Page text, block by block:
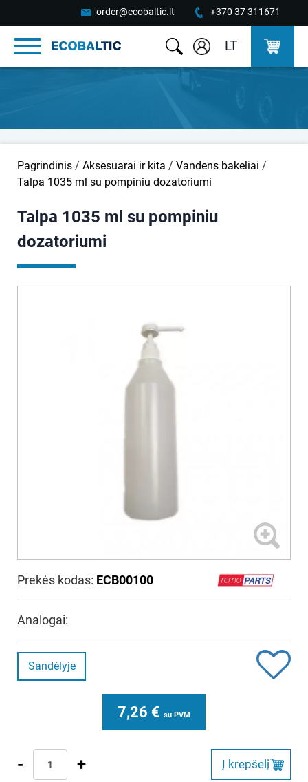
order@ecobaltic.lt +370 37 311671
LT
Pagrindinis / Aksesuarai ir kita / Vandens bakeliai /
Talpa 1035 ml su pompiniu dozatoriumi
Talpa 1035 ml su pompiniu
dozatoriumi
Prekės kodas: ECB00100
Analogai:
Sandėlyje
7,26 € su PVM
- + Į krepšelį